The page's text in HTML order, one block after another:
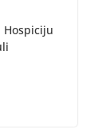
Hospiciju